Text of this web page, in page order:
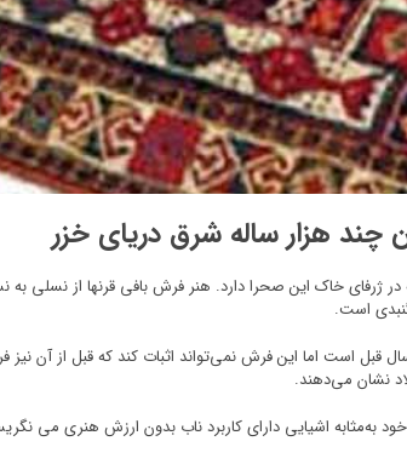
هزار ساله شرق دریای خزر
ژرفای خاک این صحرا دارد. هنر فرش بافی قرنها از نسلی
است.
چه کهن‌ترین فرش ترکمنِ یافت شده مربوط به هزار و ۸۰۰ سال قبل است اما این فرش
نشان می‌دهند.
اشیایی دارای کاربرد ناب بدون ارزش هنری می